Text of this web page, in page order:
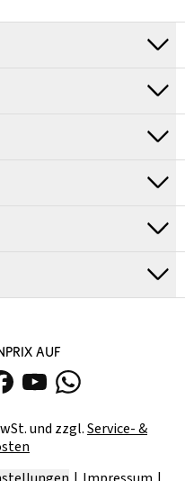
AUF
und zzgl.Service- &